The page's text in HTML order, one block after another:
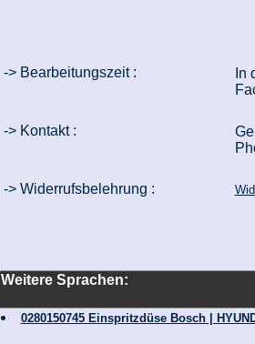
-> Bearbeitungszeit :
In
-> Kontakt :
-> Widerrufsbelehrung :
Weitere Sprachen:
0280150745 Einspritzdüse Bosch |